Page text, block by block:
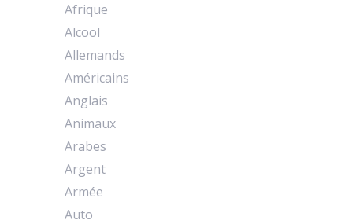
Afrique
Alcool
Allemands
Américains
Anglais
Animaux
Arabes
Argent
Armée
Auto